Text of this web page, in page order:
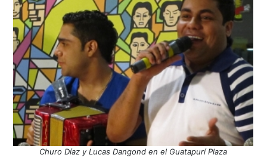
Churo Díaz y Lucas Dangond en el Guatapurí Plaza